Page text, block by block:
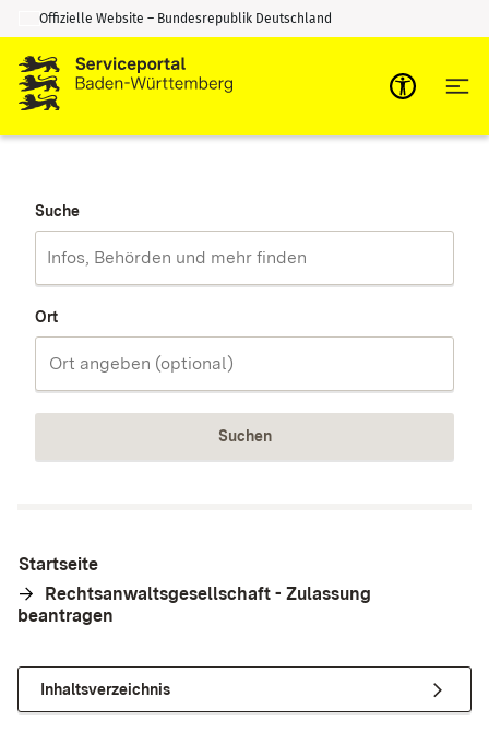
Zum Inhalt springen
Zur Suche springen
Offizielle Website – Bundesrepublik Deutschland
Suche
Ort
Suchen
Startseite
Rechtsanwaltsgesellschaft - Zulassung
beantragen
Inhaltsverzeichnis